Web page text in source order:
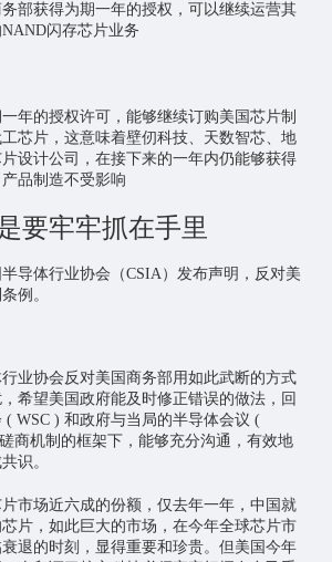
部获得为期一年的授权，可以继续运营其
闪存芯片业务
年的授权许可，能够继续订购美国芯片制
芯片，这意味着壁仞科技、天数智芯、地
设计公司，在接下来的一年内仍能够获得
品制造不受影响
要牢牢抓在手里
导体行业协会（CSIA）发布声明，反对美
例。
业协会反对美国商务部用如此武断的方式
希望美国政府能及时修正错误的做法，回
( WSC ) 和政府与当局的半导体会议 (
商机制的框架下，能够充分沟通，有效地
识。
市场近六成的份额，仅去年一年，中国就
片，如此巨大的市场，在今年全球芯片市
退的时刻，显得重要和珍贵。但美国今年